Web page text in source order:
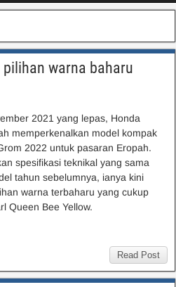
warna baharu
2021 yang lepas, Honda
memperkenalkan model kompak
2022 untuk pasaran Eropah.
spesifikasi teknikal yang sama
tahun sebelumnya, ianya kini
warna terbaharu yang cukup
Queen Bee Yellow.
Read Post